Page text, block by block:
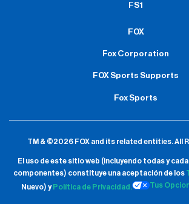
FS1
FOX
Fox Corporation
FOX Sports Supports
Fox Sports
TM & ©2026 FOX and its related entities.All
El uso de este sitio web (incluyendo todas y
componentes) constituye una aceptación de los
Nuevo) y Política de Privacidad. Tus